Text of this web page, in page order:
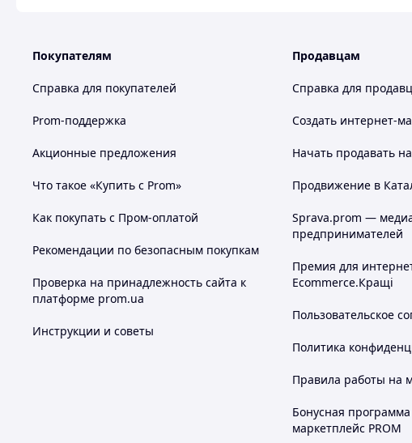
Покупателям
Справка для покупателей
Prom-поддержка
Акционные предложения
Что такое «Купить с Prom»
Как покупать с Пром-оплатой
Рекомендации по безопасным покупкам
Проверка на принадлежность сайта к
платформе prom.ua
Инструкции и советы
Продавцам
Справка для
Создать интернет-
Начать продавать
Продвижение в
Sprava.prom —
предпринимателей
Премия для
Ecommerce.Кращі
Пользовательское
Политика
Правила работы на
Бонусная
маркетплейс PROM